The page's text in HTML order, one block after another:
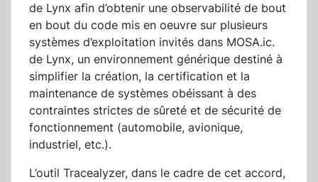
de Lynx afin d’obtenir une observabilité de bout
en bout du code mis en oeuvre sur plusieurs
systèmes d’exploitation invités dans MOSA.ic.
de Lynx, un environnement générique destiné à
simplifier la création, la certification et la
maintenance de systèmes obéissant à des
contraintes strictes de sûreté et de sécurité de
fonctionnement (automobile, avionique,
industriel, etc.).
L’outil Tracealyzer, dans le cadre de cet accord,